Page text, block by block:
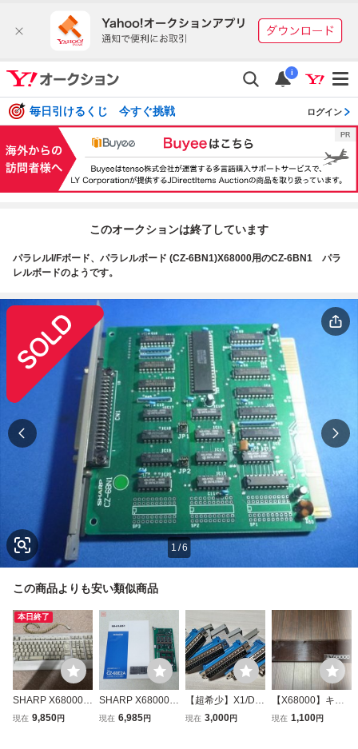
i
毎日引けるくじ 今すぐ挑戦 ログイン
このオークションは終了しています
パラレルI/Fボード、パラレルボード (CZ-6BN1)X68000用のCZ-6BN1 パラ
レルボードのようです。
1 /6
この商品よりも安い類似商品
本日終了
SHARP X68000用
純正キーボード グ
現在 9,850円
SHARP X68000X
VI用 増設RAMボ
現在 6,985円
【超希少】X1/D/F/
turbo/2用 外部F
現在 3,000円
【X68000】キー
ボードカバー
現在 1,100円